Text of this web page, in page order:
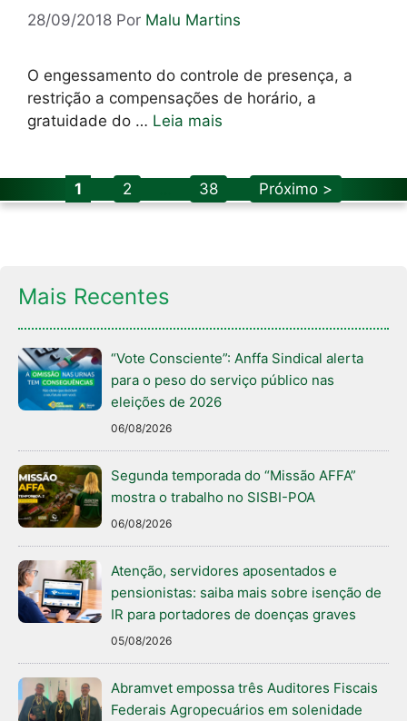
28/09/2018 Por Malu Martins
O engessamento do controle de presença, a
restrição a compensações de horário, a
gratuidade do … Leia mais
Page
1 Page
2 Page
38 Próximo >
Mais Recentes
“Vote Consciente”: Anffa Sindical alerta
para o peso do serviço público nas
eleições de 2026
06/08/2026
Segunda temporada do “Missão AFFA”
mostra o trabalho no SISBI-POA
06/08/2026
Atenção, servidores aposentados e
pensionistas: saiba mais sobre isenção de
IR para portadores de doenças graves
05/08/2026
Abramvet empossa três Auditores Fiscais
Federais Agropecuários em solenidade